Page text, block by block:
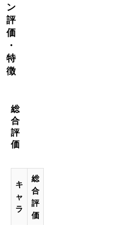
ン
評
価
・
特
徴
総
合
評
価
キ
ャ
ラ
総
合
評
価